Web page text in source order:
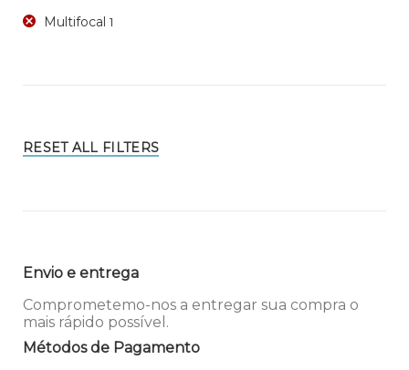
Multifocal 1
RESET ALL FILTERS
Envio e entrega
Comprometemo-nos a entregar sua compra o
mais rápido possível.
Métodos de Pagamento